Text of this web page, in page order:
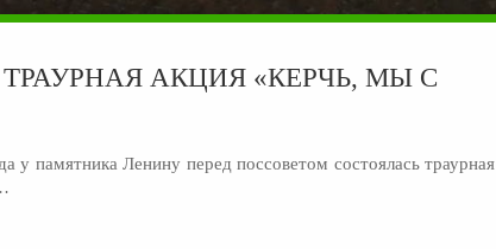
АКЦИЯ «КЕРЧЬ, МЫ С
у памятника Ленину перед поссоветом состоялась траурная